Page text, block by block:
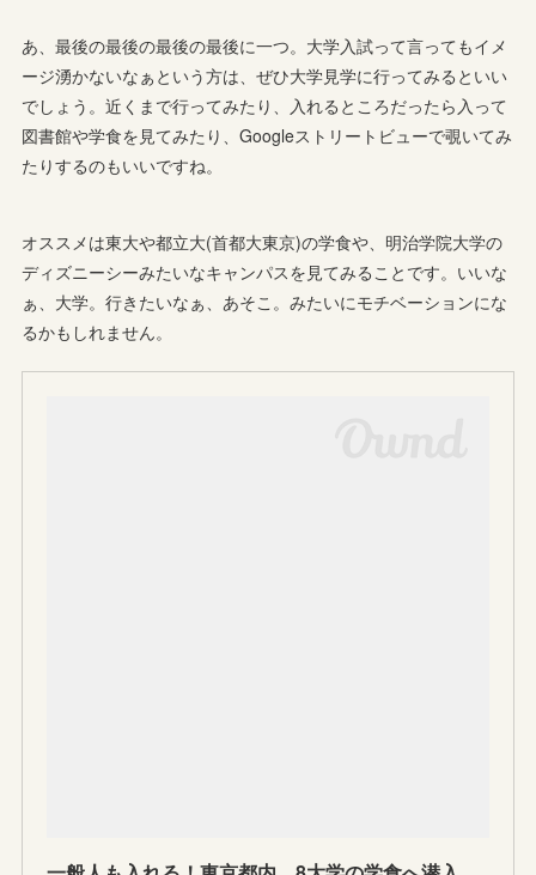
あ、最後の最後の最後の最後に一つ。大学入試って言ってもイメ
ージ湧かないなぁという方は、ぜひ大学見学に行ってみるといい
でしょう。近くまで行ってみたり、入れるところだったら入って
図書館や学食を見てみたり、Googleストリートビューで覗いてみ
たりするのもいいですね。
オススメは東大や都立大(首都大東京)の学食や、明治学院大学の
ディズニーシーみたいなキャンパスを見てみることです。いいな
ぁ、大学。行きたいなぁ、あそこ。みたいにモチベーションにな
るかもしれません。